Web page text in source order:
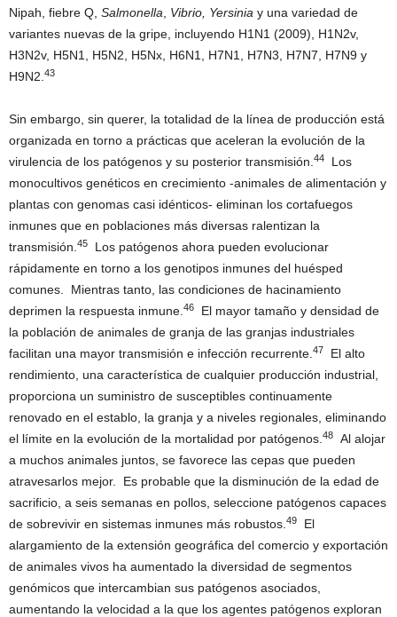
Nipah, fiebre Q, Salmonella Vibrio, Yersinia y una variedad de
variantes nuevas de la gripe, incluyendo H1N1 (2009), H1N2v,
H3N2v, H5N1, H5N2, H5Nx, H6N1, H7N1, H7N3, H7N7, H7N9 y
H9N2. 43
Sin embargo, sin querer, la totalidad de la línea de producción está
organizada en torno a prácticas que aceleran la evolución de la
virulencia de los patógenos y su posterior transmisión. 44
Los
monocultivos genéticos en crecimiento -animales de alimentación y
plantas con genomas casi idénticos- eliminan los cortafuegos
inmunes que en poblaciones más diversas ralentizan la
transmisión. 45
Los patógenos ahora pueden evolucionar
rápidamente en torno a los genotipos inmunes del huésped
comunes. Mientras tanto, las condiciones de hacinamiento
deprimen la respuesta inmune. 46
El mayor tamaño y densidad de
la población de animales de granja de las granjas industriales
facilitan una mayor transmisión e infección recurrente. 47
El alto
rendimiento, una característica de cualquier producción industrial,
proporciona un suministro de susceptibles continuamente
renovado en el establo, la granja y a niveles regionales, eliminando
el límite en la evolución de la mortalidad por patógenos. 48
Al alojar
a muchos animales juntos, se favorece las cepas que pueden
atravesarlos mejor. Es probable que la disminución de la edad de
sacrificio, a seis semanas en pollos, seleccione patógenos capaces
de sobrevivir en sistemas inmunes más robustos. 49
El
alargamiento de la extensión geográfica del comercio y exportación
de animales vivos ha aumentado la diversidad de segmentos
genómicos que intercambian sus patógenos asociados,
aumentando la velocidad a la que los agentes patógenos exploran